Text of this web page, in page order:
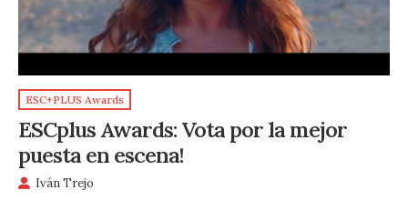
ESC+PLUS Awards
ESCplus Awards: Vota por la mejor
puesta en escena!
Iván Trejo